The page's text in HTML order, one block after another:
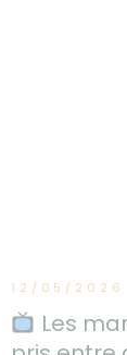
12/05/2026
Les